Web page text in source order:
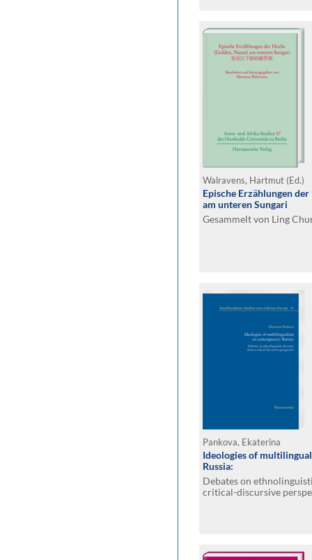
Walravens, Hartmut (Ed.)
Epische Erzählungen
am unteren Sungari
Gesammelt von Ling
Pankova, Ekaterina
Ideologies of
Russia:
Debates on
critical-discursive